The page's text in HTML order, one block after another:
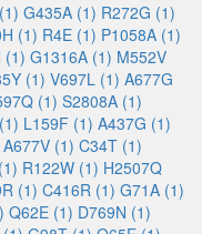
G435A (1) R272G (1)
(1) R4E (1) P1058A (1)
(1) G1316A (1) M552V
(1) V697L (1) A677G
(1) S2808A (1)
L159F (1) A437G (1)
A677V (1) C34T (1)
R122W (1) H2507Q
(1) C416R (1) G71A (1)
Q62E (1) D769N (1)